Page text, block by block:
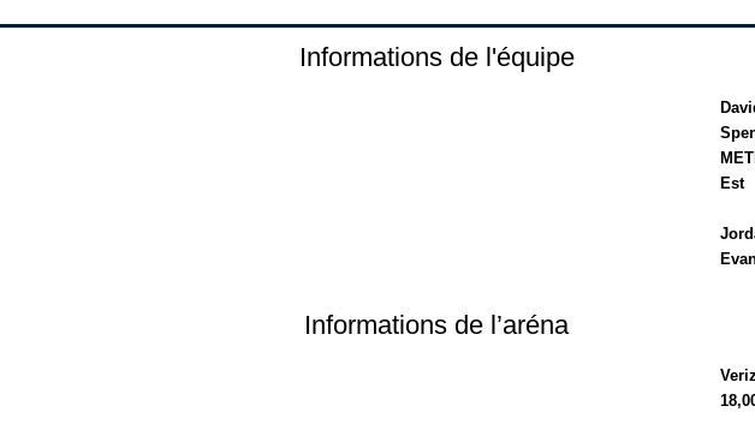
Informations de l'équipe
Est
Informations de l’aréna